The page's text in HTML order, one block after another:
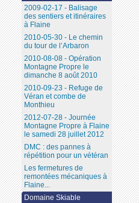
2009-02-17 - Balisage
des sentiers et itinéraires
à Flaine
2010-05-30 - Le chemin
du tour de l’Arbaron
2010-08-08 - Opération
Montagne Propre le
dimanche 8 août 2010
2010-09-23 - Refuge de
Véran et combe de
Monthieu
2012-07-28 - Journée
Montagne Propre à Flaine
le samedi 28 juillet 2012
DMC : des pannes à
répétition pour un vétéran
Les fermetures de
remontées mécaniques à
Flaine...
Domaine Skiable